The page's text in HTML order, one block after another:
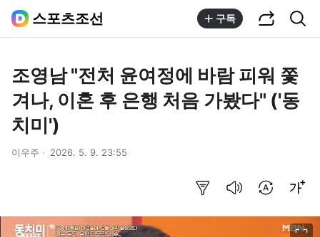
스포츠조선 구독
조영남 "전처 윤여정에 바람 피워 쫓
겨나, 이혼 후 은행 처음 가봤다" ('동
치미')
이우주 2026. 5. 9. 23:55